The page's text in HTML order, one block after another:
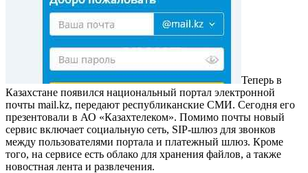
Теперь в
Казахстане появился национальный портал электронной
почты mail.kz, передают республиканские СМИ. Сегодня его
презентовали в АО «Казахтелеком». Помимо почты новый
сервис включает социальную сеть, SIP-шлюз для звонков
между пользователями портала и платежный шлюз. Кроме
того, на сервисе есть облако для хранения файлов, а также
новостная лента и развлечения.